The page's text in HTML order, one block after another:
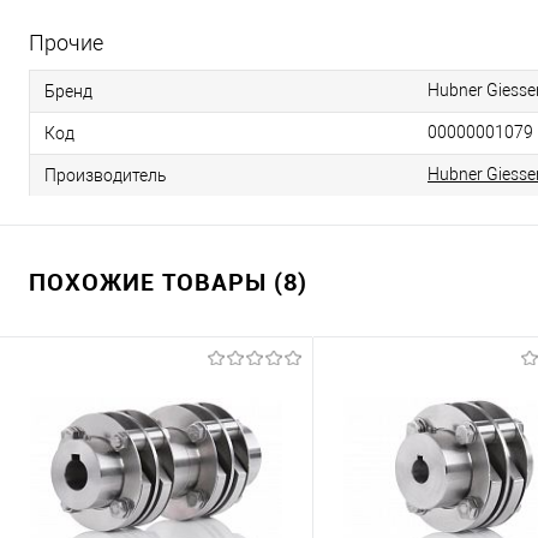
Прочие
Бренд Hubner
Код 00000001079
Производитель Hubner
ПОХОЖИЕ ТОВАРЫ (8)